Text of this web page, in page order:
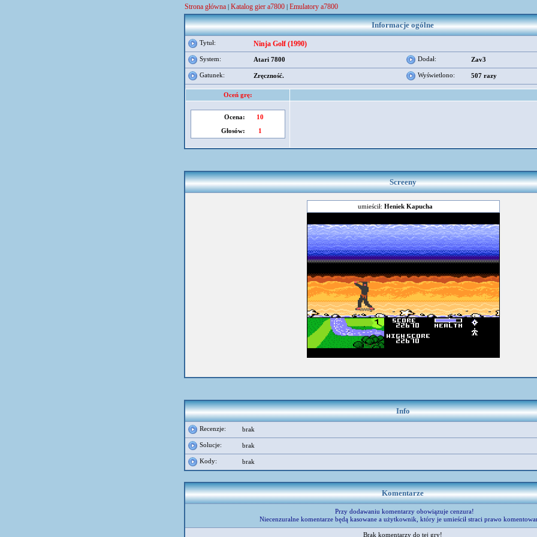
Strona główna | Katalog gier a7800 | Emulatory a7800
Informacje ogólne
Tytuł: Ninja Golf (1990)
System: Atari 7800 Dodał: Zav3
Gatunek: Zręczność. Wyświetlono: 507 razy
Oceń grę:
Ocena:
10
Głosów:
1
Screeny
umieścił: Heniek Kapucha
Info
Recenzje: brak
Solucje: brak
Kody: brak
Komentarze
Przy dodawaniu komentarzy obowiązuje cenzura!
Niecenzuralne komentarze będą kasowane a użytkownik, który je umieścił straci prawo
Brak komentarzy do tej gry!